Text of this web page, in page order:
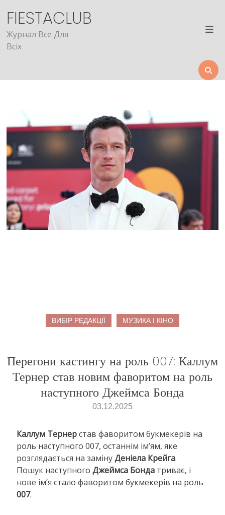
content
FIESTACLUB
Журнал Все Для
Всіх
ВИБІР РЕДАКЦІЇ МУЗИКА І КІНО
Перегони кастингу на роль 007: Каллум
Тернер став новим фаворитом на роль
наступного Джеймса Бонда
03.12.2025
Каллум Тернерстав фаворитом букмекерів на
роль наступного 007, останнім ім’ям, яке
розглядається на замінуДеніела Крейга.
Пошук наступногоДжеймса Бонда триває, і
нове ім’я стало фаворитом букмекерів на роль
007.